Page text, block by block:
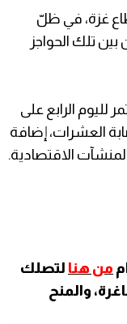
غزة، في ظلّ
تلك الحواجز
لليوم الرابع على
31 شهيداً وإصابة العشرات، إضافة
الاقتصادية.
من هنا لتصلك
والمنح